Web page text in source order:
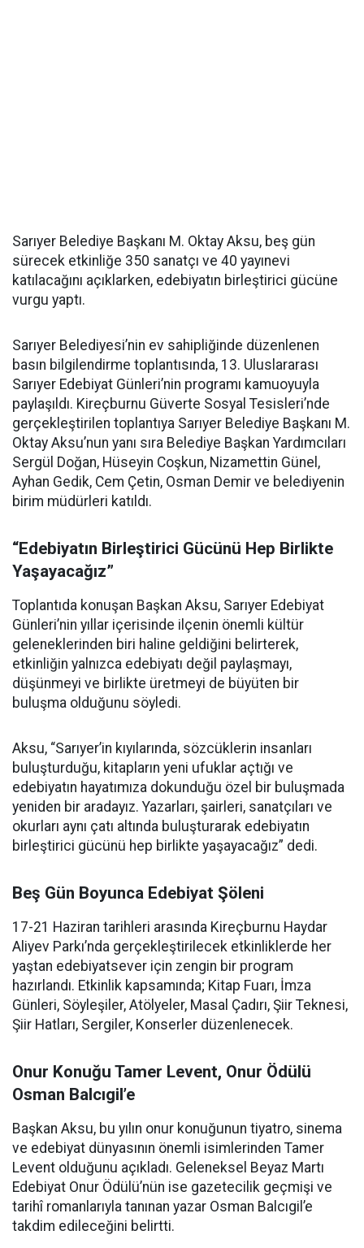
Sarıyer Belediye Başkanı M. Oktay Aksu, beş gün
sürecek etkinliğe 350 sanatçı ve 40 yayınevi
katılacağını açıklarken, edebiyatın birleştirici gücüne
vurgu yaptı.
Sarıyer Belediyesi’nin ev sahipliğinde düzenlenen
basın bilgilendirme toplantısında, 13. Uluslararası
Sarıyer Edebiyat Günleri’nin programı kamuoyuyla
paylaşıldı. Kireçburnu Güverte Sosyal Tesisleri’nde
gerçekleştirilen toplantıya Sarıyer Belediye Başkanı M.
Oktay Aksu’nun yanı sıra Belediye Başkan Yardımcıları
Sergül Doğan, Hüseyin Coşkun, Nizamettin Günel,
Ayhan Gedik, Cem Çetin, Osman Demir ve belediyenin
birim müdürleri katıldı.
“Edebiyatın Birleştirici Gücünü Hep Birlikte
Yaşayacağız”
Toplantıda konuşan Başkan Aksu, Sarıyer Edebiyat
Günleri’nin yıllar içerisinde ilçenin önemli kültür
geleneklerinden biri haline geldiğini belirterek,
etkinliğin yalnızca edebiyatı değil paylaşmayı,
düşünmeyi ve birlikte üretmeyi de büyüten bir
buluşma olduğunu söyledi.
Aksu, “Sarıyer’in kıyılarında, sözcüklerin insanları
buluşturduğu, kitapların yeni ufuklar açtığı ve
edebiyatın hayatımıza dokunduğu özel bir buluşmada
yeniden bir aradayız. Yazarları, şairleri, sanatçıları ve
okurları aynı çatı altında buluşturarak edebiyatın
birleştirici gücünü hep birlikte yaşayacağız” dedi.
Beş Gün Boyunca Edebiyat Şöleni
17-21 Haziran tarihleri arasında Kireçburnu Haydar
Aliyev Parkı’nda gerçekleştirilecek etkinliklerde her
yaştan edebiyatsever için zengin bir program
hazırlandı. Etkinlik kapsamında; Kitap Fuarı, İmza
Günleri, Söyleşiler, Atölyeler, Masal Çadırı, Şiir Teknesi,
Şiir Hatları, Sergiler, Konserler düzenlenecek.
Onur Konuğu Tamer Levent, Onur Ödülü
Osman Balcıgil’e
Başkan Aksu, bu yılın onur konuğunun tiyatro, sinema
ve edebiyat dünyasının önemli isimlerinden Tamer
Levent olduğunu açıkladı. Geleneksel Beyaz Martı
Edebiyat Onur Ödülü’nün ise gazetecilik geçmişi ve
tarihî romanlarıyla tanınan yazar Osman Balcıgil’e
takdim edileceğini belirtti.